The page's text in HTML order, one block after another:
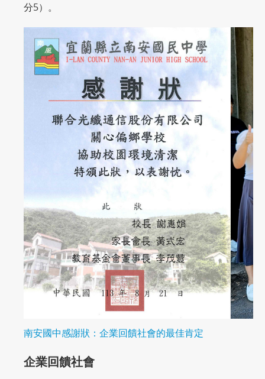
分5）。
南安國中感謝狀：企業回饋社會的最佳肯定
企業回饋社會